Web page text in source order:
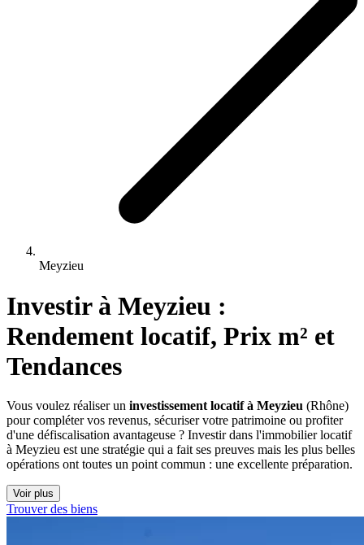
Meyzieu
Investir à Meyzieu :
Rendement locatif, Prix m² et
Tendances
Vous voulez réaliser un investissement locatif à Meyzieu (Rhône)
pour compléter vos revenus, sécuriser votre patrimoine ou profiter
d'une défiscalisation avantageuse ? Investir dans l'immobilier locatif
à Meyzieu est une stratégie qui a fait ses preuves mais les plus belles
opérations ont toutes un point commun : une excellente préparation.
Voir plus
Trouver des biens